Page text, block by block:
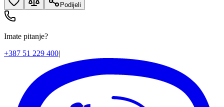
Podijeli
Imate pitanje?
+387 51 229 400|